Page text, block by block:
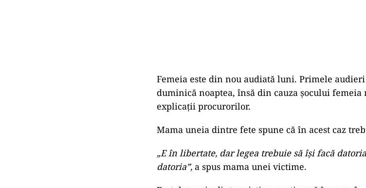
Femeia este din nou audiată luni. Primele
duminică noaptea, însă din cauza șocului
explicații procurorilor.
Mama uneia dintre fete spune că în acest caz
„E în libertate, dar legea trebuie să își facă
datoria”, a spus mama unei victime.